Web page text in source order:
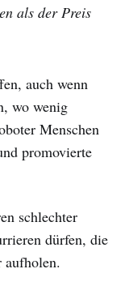
als der Preis
auch wenn
wo wenig
Menschen
promovierte
schlechter
dürfen, die